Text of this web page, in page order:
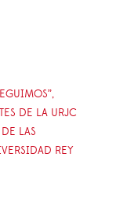
DE LA URJC
LAS
REY